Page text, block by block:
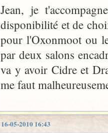
Jean, je
disponibilité et de
pour l'Oxonmoot ou
par deux salons
va y avoir Cidre et
me faut
16-05-2010 16:43